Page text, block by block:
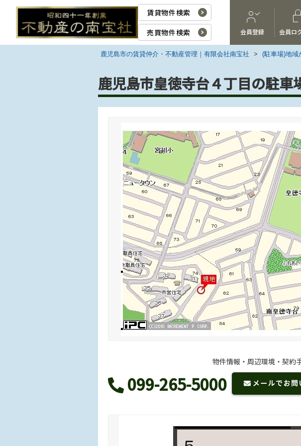
賃貸物件検索
売買物件検索
会員登録 会員ロ
鹿児島市の賃貸仲介・不動産管理｜有限会社南宝社 > (駐車場)地域
鹿児島市皇徳寺台４丁目の駐車
物件情報・周辺環境・契約
099-265-5000